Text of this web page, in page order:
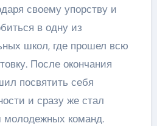
своему упорству и
в одну из
школ, где прошел всю
После окончания
посвятить себя
и сразу же стал
команд.